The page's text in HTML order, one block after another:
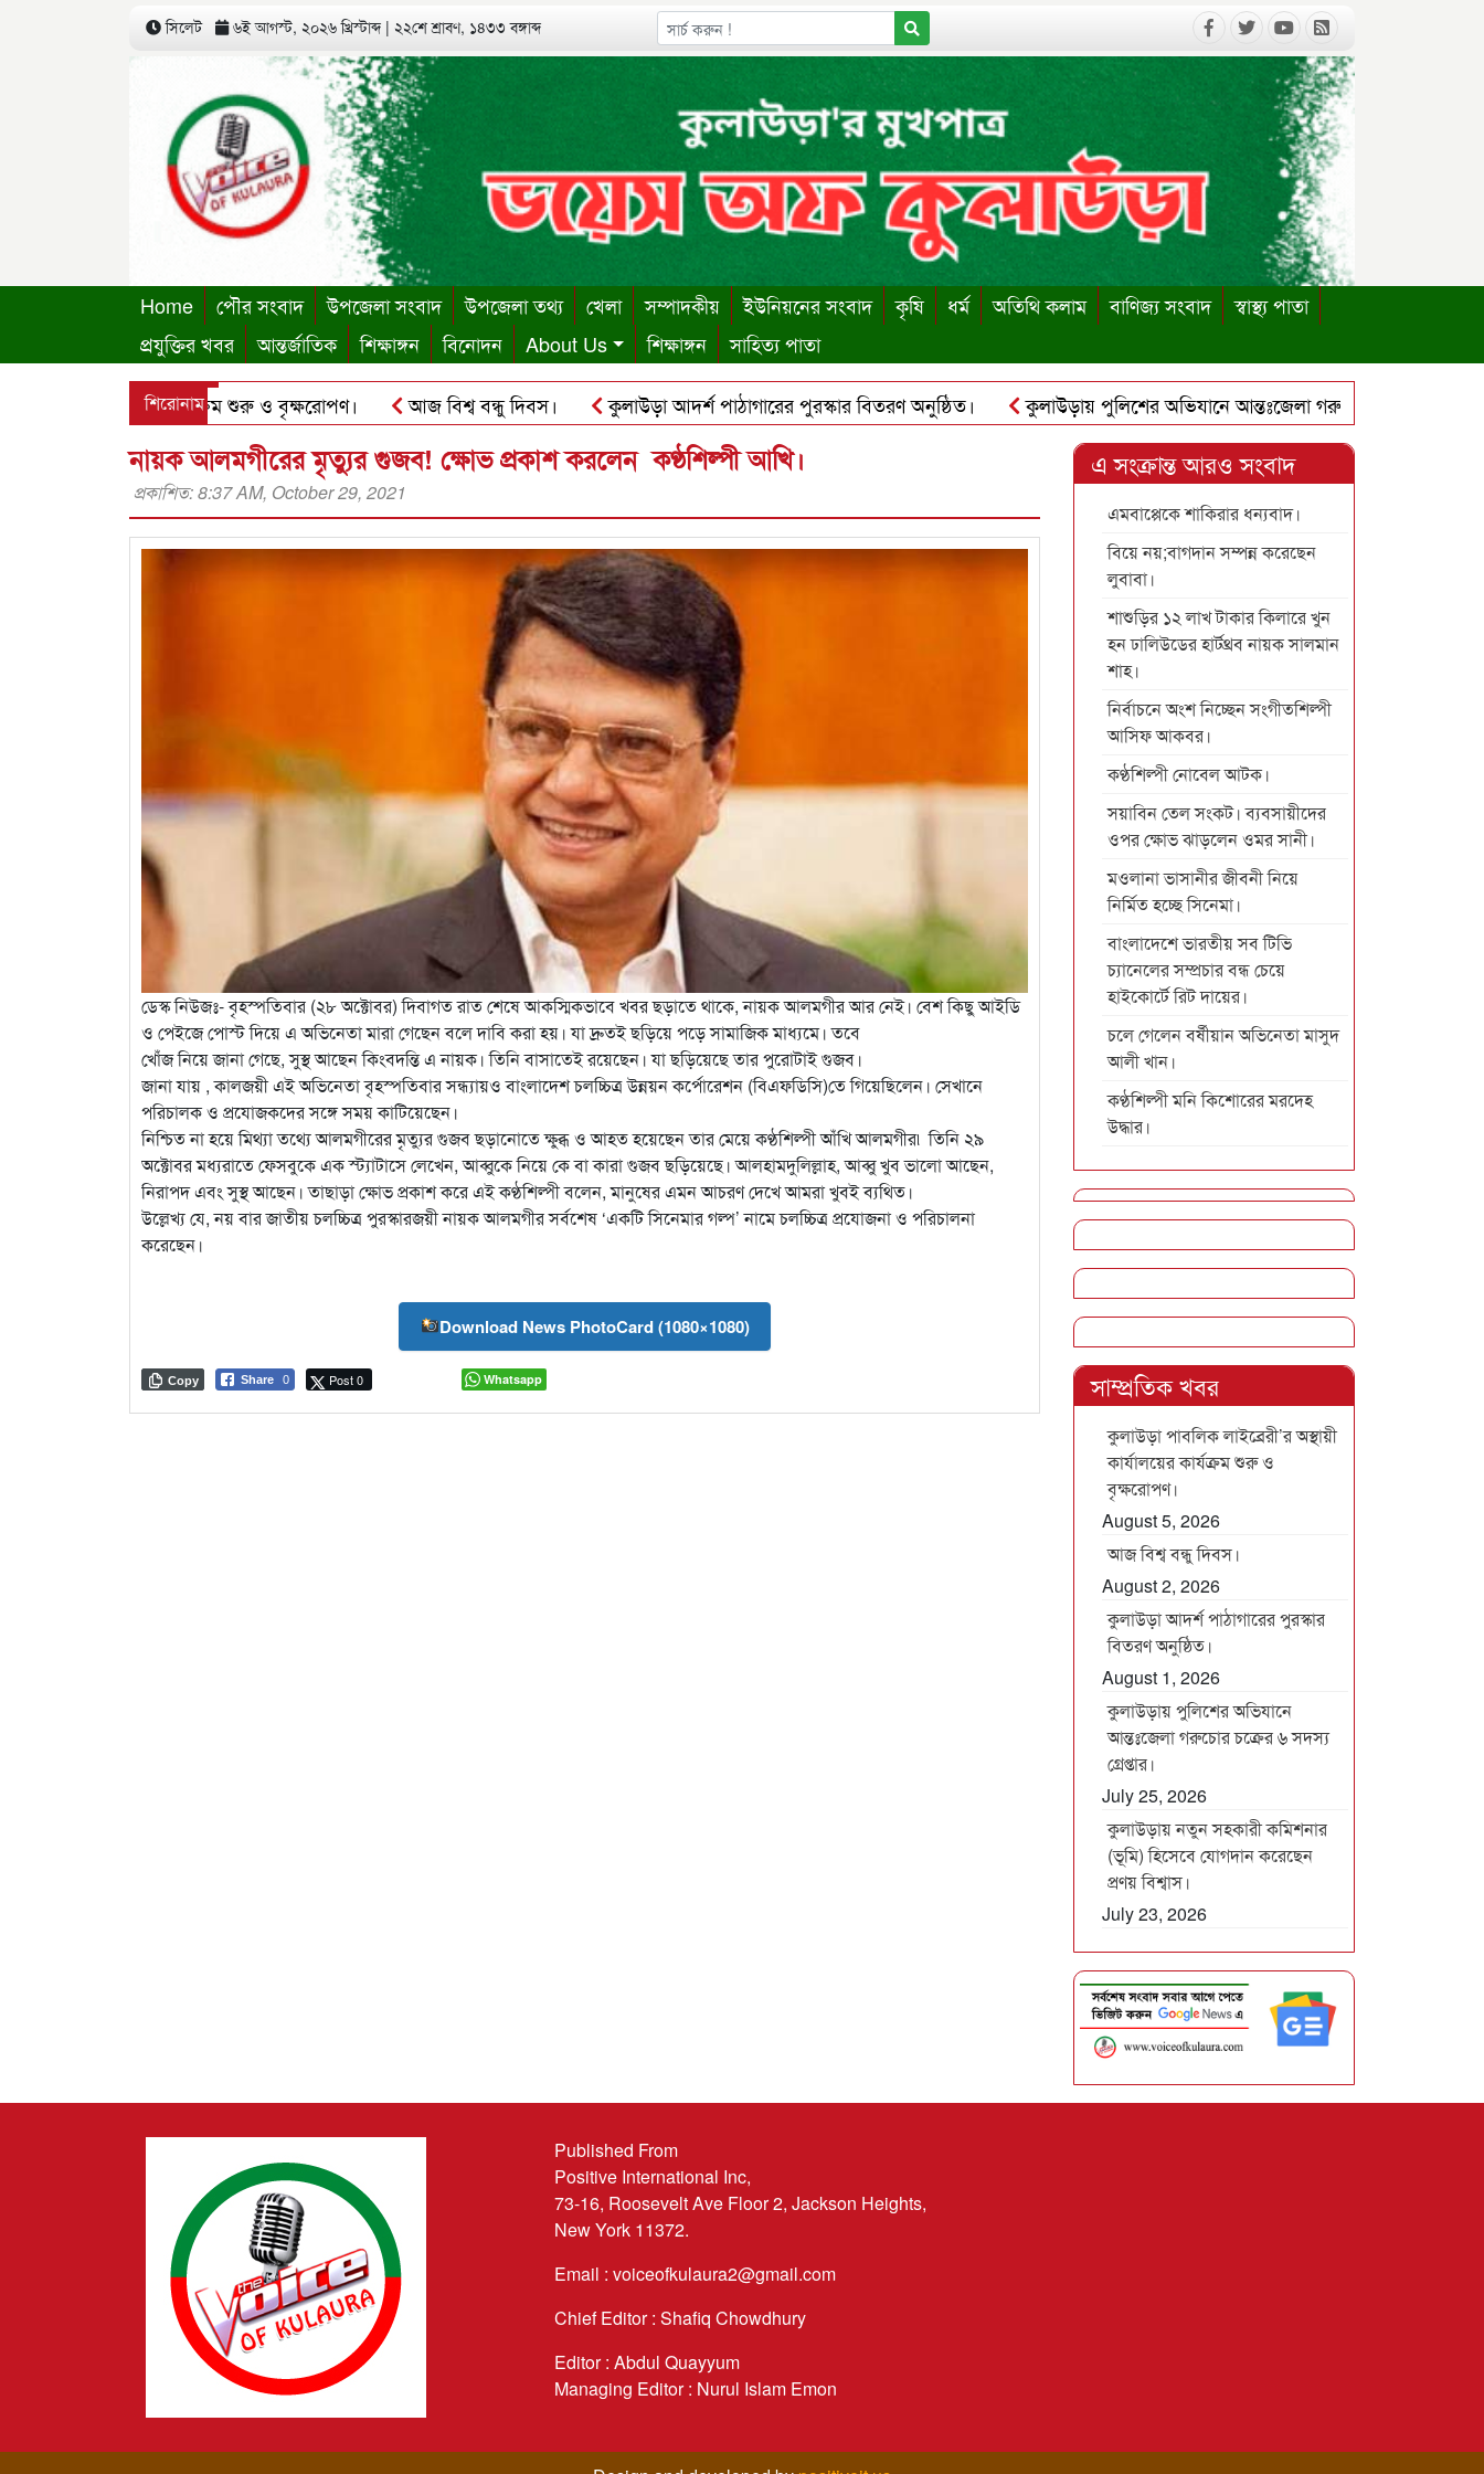
সিলেট ৬ই আগস্ট, ২০২৬ খ্রিস্টাব্দ | ২২শে শ্রাবণ, ১৪৩৩ বঙ্গাব্দ
Home পৌর সংবাদ উপজেলা সংবাদ উপজেলা তথ্য খেলা সম্পাদকীয় ইউনিয়নের সংবাদ কৃষি ধর্ম অতিথি কলাম বাণিজ্য সংবাদ
স্বাস্থ্য পাতা
প্রযুক্তির খবর
আন্তর্জাতিক শিক্ষাঙ্গন বিনোদন About Us শিক্ষাঙ্গন সাহিত্য পাতা
শিরোনাম
কার্যালয়ের কার্যক্রম শুরু ও বৃক্ষরোপণ। আজ বিশ্ব বন্ধু দিবস। কুলাউড়া আদর্শ পাঠাগারের পুরস্কার বিতরণ অনুষ্ঠিত।
কুলাউড়ায় পুলিশের অভিযানে আন্তঃজেলা গরুচোর চক্রের ৬ সদস্য
ছবি হোয়াটসঅ্যাপে ব্যবহার করে প্রতারণার চেষ্টা।
পৃথিমপাশায় ঋণের বোঝা সইতে না পেরে দোকান কর্মচারীর আত্মহত্যা। কুলাউড়ায় পাবলিক লাইব্রেরি পুনঃস্থাপনের দাবিতে ইউএনও বরাবর
নায়ক আলমগীরের মৃত্যুর গুজব! ক্ষোভ প্রকাশ করলেন কণ্ঠশিল্পী আখি।
প্রকাশিত: 8:37 AM, October 29, 2021
ডেস্ক নিউজঃ- বৃহস্পতিবার (২৮ অক্টোবর) দিবাগত রাত শেষে আকস্মিকভাবে খবর ছড়াতে থাকে, নায়ক আলমগীর আর নেই। বেশ কিছু আইডি
ও পেইজে পোস্ট দিয়ে এ অভিনেতা মারা গেছেন বলে দাবি করা হয়। যা দ্রুতই ছড়িয়ে পড়ে সামাজিক মাধ্যমে। তবে
খোঁজ নিয়ে জানা গেছে, সুস্থ আছেন কিংবদন্তি এ নায়ক। তিনি বাসাতেই রয়েছেন। যা ছড়িয়েছে তার পুরোটাই গুজব।
জানা যায় , কালজয়ী এই অভিনেতা বৃহস্পতিবার সন্ধ্যায়ও বাংলাদেশ চলচ্চিত্র উন্নয়ন কর্পোরেশন (বিএফডিসি)তে গিয়েছিলেন। সেখানে
পরিচালক ও প্রযোজকদের সঙ্গে সময় কাটিয়েছেন।
নিশ্চিত না হয়ে মিথ্যা তথ্যে আলমগীরের মৃত্যুর গুজব ছড়ানোতে ক্ষুব্ধ ও আহত হয়েছেন তার মেয়ে কণ্ঠশিল্পী আঁখি আলমগীর৷ তিনি ২৯
অক্টোবর মধ্যরাতে ফেসবুকে এক স্ট্যাটাসে লেখেন, আব্বুকে নিয়ে কে বা কারা গুজব ছড়িয়েছে। আলহামদুলিল্লাহ, আব্বু খুব ভালো আছেন,
নিরাপদ এবং সুস্থ আছেন। তাছাড়া ক্ষোভ প্রকাশ করে এই কণ্ঠশিল্পী বলেন, মানুষের এমন আচরণ দেখে আমরা খুবই ব্যথিত।
উল্লেখ্য যে, নয় বার জাতীয় চলচ্চিত্র পুরস্কারজয়ী নায়ক আলমগীর সর্বশেষ ‘একটি সিনেমার গল্প’ নামে চলচ্চিত্র প্রযোজনা ও পরিচালনা
করেছেন।
Download News PhotoCard (1080×1080)
Share 0 Post 0
Copy Whatsapp
এ সংক্রান্ত আরও সংবাদ
এমবাপ্পেকে শাকিরার ধন্যবাদ।
বিয়ে নয়;বাগদান সম্পন্ন করেছেন
লুবাবা।
শাশুড়ির ১২ লাখ টাকার কিলারে খুন
হন ঢালিউডের হার্টথ্রব নায়ক সালমান
শাহ।
নির্বাচনে অংশ নিচ্ছেন সংগীতশিল্পী
আসিফ আকবর।
কণ্ঠশিল্পী নোবেল আটক।
সয়াবিন তেল সংকট। ব্যবসায়ীদের
ওপর ক্ষোভ ঝাড়লেন ওমর সানী।
মওলানা ভাসানীর জীবনী নিয়ে
নির্মিত হচ্ছে সিনেমা।
বাংলাদেশে ভারতীয় সব টিভি
চ্যানেলের সম্প্রচার বন্ধ চেয়ে
হাইকোর্টে রিট দায়ের।
চলে গেলেন বর্ষীয়ান অভিনেতা মাসুদ
আলী খান।
কণ্ঠশিল্পী মনি কিশোরের মরদেহ
উদ্ধার।
সাম্প্রতিক খবর
কুলাউড়া পাবলিক লাইব্রেরী’র অস্থায়ী
কার্যালয়ের কার্যক্রম শুরু ও
বৃক্ষরোপণ।
August 5, 2026
আজ বিশ্ব বন্ধু দিবস।
August 2, 2026
কুলাউড়া আদর্শ পাঠাগারের পুরস্কার
বিতরণ অনুষ্ঠিত।
August 1, 2026
কুলাউড়ায় পুলিশের অভিযানে
আন্তঃজেলা গরুচোর চক্রের ৬ সদস্য
গ্রেপ্তার।
July 25, 2026
কুলাউড়ায় নতুন সহকারী কমিশনার
(ভূমি) হিসেবে যোগদান করেছেন
প্রণয় বিশ্বাস।
July 23, 2026
Published From
Positive International Inc,
73-16, Roosevelt Ave Floor 2, Jackson Heights,
New York 11372.
Email : voiceofkulaura2@gmail.com
Chief Editor : Shafiq Chowdhury
Editor : Abdul Quayyum
Managing Editor : Nurul Islam Emon